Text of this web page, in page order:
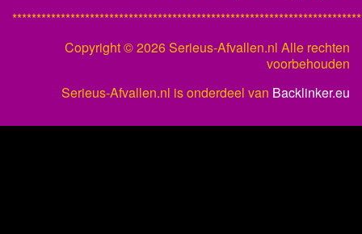
Copyright ©2026 Serieus-Afvallen.nl Alle rechten
voorbehouden
Serieus-Afvallen.nl is onderdeel van Backlinker.eu